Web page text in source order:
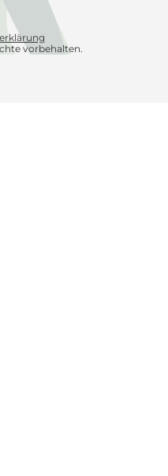
vorbehalten.